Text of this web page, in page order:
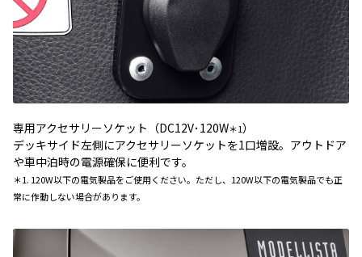
専用アクセサリーソケット（DC12V･120W＊1）
デッキサイド左側にアクセサリーソケットを1口増設。アウトドア
や車中泊時の電源確保に便利です。
＊1. 120W以下の電気製品をご使用ください。ただし、120W以下の電気製品でも正
常に作動しない場合があります。